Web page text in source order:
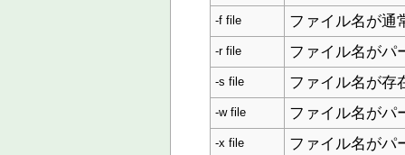
-f file ファイル名が通
-r file ファイル名がパ
-s file ファイル名が存
-w file ファイル名がパ
-x file ファイル名がパ